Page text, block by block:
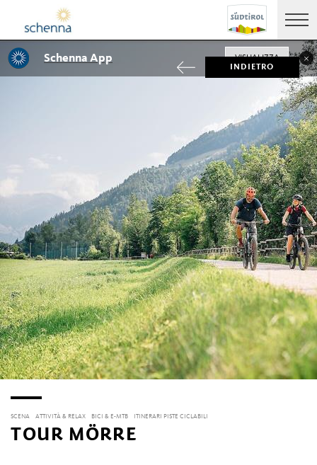
INDIETRO
SCENA ATTIVITÀ & RELAX BICI & E-MTB ITINERARI PISTE CICLABILI
TOUR MÖRRE
Schenna App VISUALIZZA